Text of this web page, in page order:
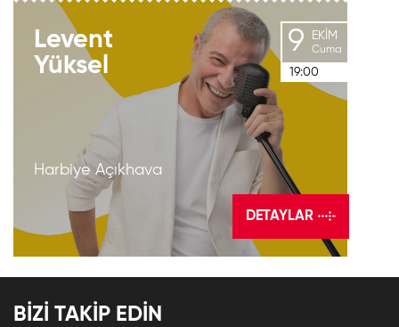
Levent
Yüksel
Harbiye Açıkhava
9 EKIM
Cuma
19:00
DETAYLAR
BİZİ TAKİP EDİN